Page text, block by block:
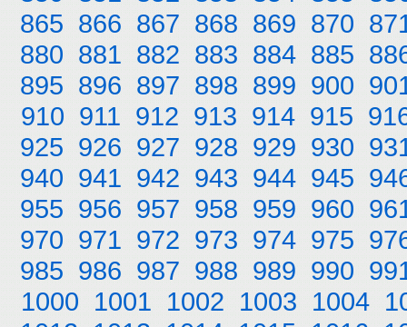
865 866 867 868 869 870
880 881 882 883 884 885
895 896 897 898 899 900
910 911 912 913 914 915
925 926 927 928 929 930
940 941 942 943 944 945
955 956 957 958 959 960
970 971 972 973 974 975
985 986 987 988 989 990
1000 1001 1002 1003 1004